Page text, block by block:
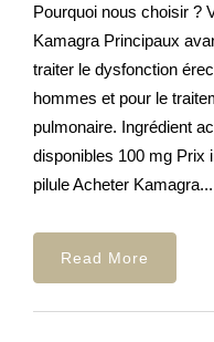
Pourquoi nous choisir ?
Kamagra Principaux
traiter le dysfonction
hommes et pour le
pulmonaire. Ingrédient
disponibles 100 mg Prix
pilule Acheter Kamagra...
Read More